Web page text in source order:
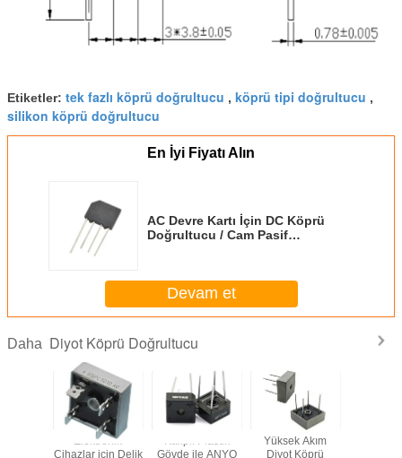
Etiketler: tek fazlı köprü doğrultucu , köprü tipi doğrultucu ,
silikon köprü doğrultucu
En İyi Fiyatı Alın
AC Devre Kartı İçin DC Köprü
Doğrultucu / Cam Pasif
Devam et
Daha Diyot Köprü Doğrultucu
Elektronik
Cihazlar için Delik
Kalıplı Plastik
Gövde ile ANYO
Yüksek Akım
Diyot Köprü